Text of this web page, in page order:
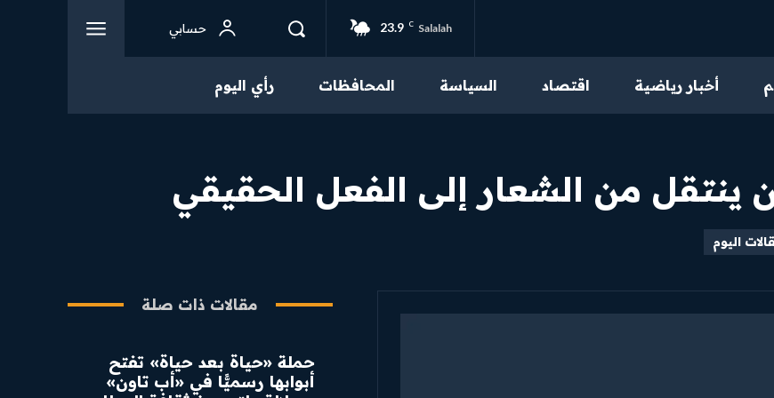
سياسة الخصوصية
23.9 C Salalah حسابي
أخبار رياضية اقتصاد السياسة المحافظات رأي اليوم
ينتقل من الشعار إلى الفعل الحقيقي
اليوم
مقالات ذات صلة
​حملة «حياة بعد حياة» تفتح
أبوابها رسميًّا في «أب تاون»